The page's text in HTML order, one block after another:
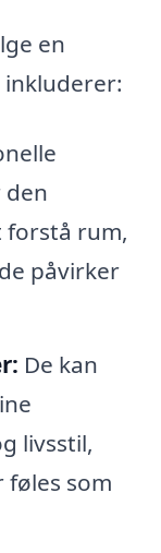
en
forstå rum,
påvirker
De kan
livsstil,
føles som